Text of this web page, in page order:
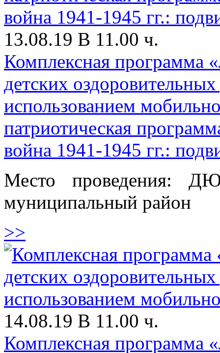
13.08.19 В 11.00 ч.
Комплексная программа
детских
использованием
патриотическая
война 1941-1945 гг.:
Место проведения:
муниципальный район
>>
14.08.19 В 11.00 ч.
Комплексная программа